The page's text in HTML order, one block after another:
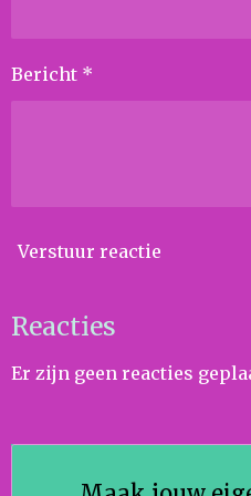
Bericht *
Verstuur reactie
Reacties
Er zijn geen reacties